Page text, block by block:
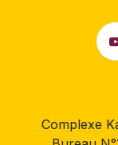
Complexe